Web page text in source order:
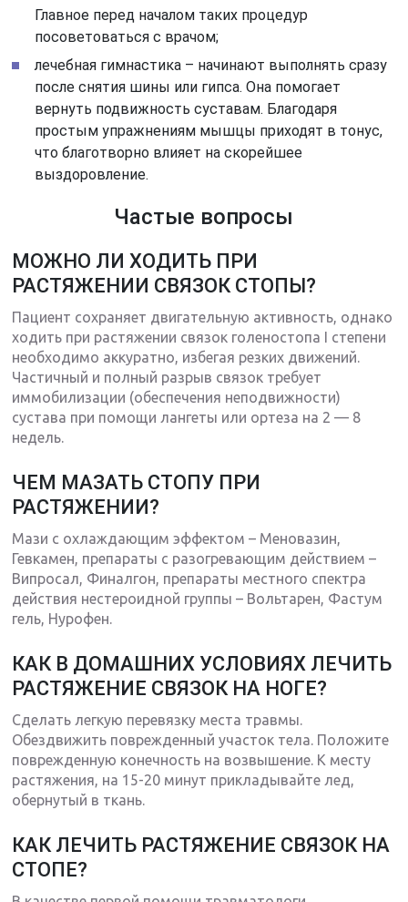
Главное перед началом таких процедур
посоветоваться с врачом;
лечебная гимнастика – начинают выполнять сразу
после снятия шины или гипса. Она помогает
вернуть подвижность суставам. Благодаря
простым упражнениям мышцы приходят в тонус,
что благотворно влияет на скорейшее
выздоровление.
Частые вопросы
МОЖНО ЛИ ХОДИТЬ ПРИ
РАСТЯЖЕНИИ СВЯЗОК СТОПЫ?
Пациент сохраняет двигательную активность, однако
ходить при растяжении связок голеностопа I степени
необходимо аккуратно, избегая резких движений.
Частичный и полный разрыв связок требует
иммобилизации (обеспечения неподвижности)
сустава при помощи лангеты или ортеза на 2 — 8
недель.
ЧЕМ МАЗАТЬ СТОПУ ПРИ
РАСТЯЖЕНИИ?
Мази с охлаждающим эффектом – Меновазин,
Гевкамен, препараты с разогревающим действием –
Випросал, Финалгон, препараты местного спектра
действия нестероидной группы – Вольтарен, Фастум
гель, Нурофен.
КАК В ДОМАШНИХ УСЛОВИЯХ ЛЕЧИТЬ
РАСТЯЖЕНИЕ СВЯЗОК НА НОГЕ?
Сделать легкую перевязку места травмы.
Обездвижить поврежденный участок тела. Положите
поврежденную конечность на возвышение. К месту
растяжения, на 15-20 минут прикладывайте лед,
обернутый в ткань.
КАК ЛЕЧИТЬ РАСТЯЖЕНИЕ СВЯЗОК НА
СТОПЕ?